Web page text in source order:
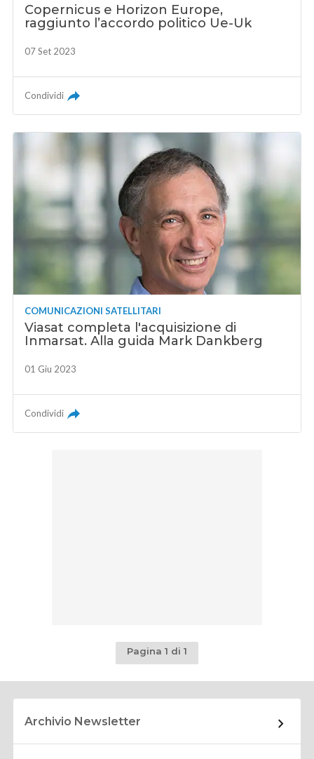
Copernicus e Horizon Europe,
raggiunto l’accordo politico Ue-Uk
07 Set 2023
Condividi
COMUNICAZIONI SATELLITARI
Viasat completa l'acquisizione di
Inmarsat. Alla guida Mark Dankberg
01 Giu 2023
Condividi
Pagina 1 di 1
Archivio Newsletter